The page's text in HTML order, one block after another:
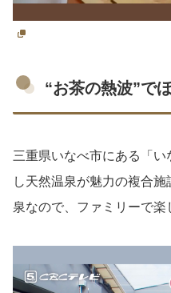
“お茶の熱波”で
三重県いなべ市にある「
し天然温泉が魅力の複合
泉なので、ファミリーで楽